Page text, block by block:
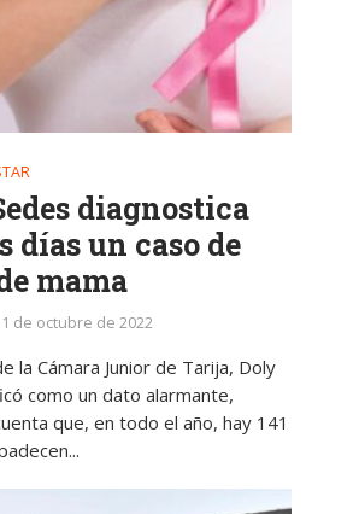
diagnostica
días un caso de
mama
1 de octubre de 2022
la Cámara Junior de Tarija, Doly
como un dato alarmante,
que, en todo el año, hay 141